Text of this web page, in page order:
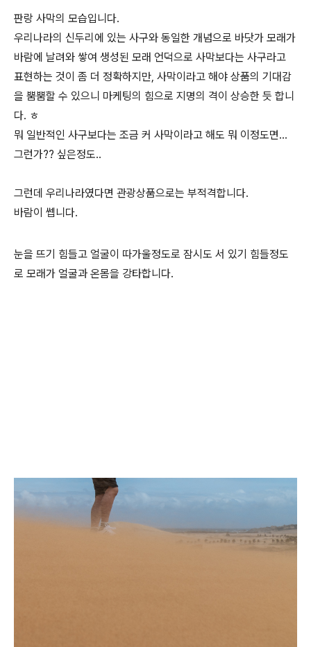
판랑 사막의 모습입니다.
우리나라의 신두리에 있는 사구와 동일한 개념으로 바닷가 모래가
바람에 날려와 쌓여 생성된 모래 언덕으로 사막보다는 사구라고
표현하는 것이 좀 더 정확하지만, 사막이라고 해야 상품의 기대감
을 뿜뿜할 수 있으니 마케팅의 힘으로 지명의 격이 상승한 듯 합니
다. ㅎ
뭐 일반적인 사구보다는 조금 커 사막이라고 해도 뭐 이정도면...
그런가?? 싶은정도..
그런데 우리나라였다면 관광상품으로는 부적격합니다.
바람이 쎕니다.
눈을 뜨기 힘들고 얼굴이 따가울정도로 잠시도 서 있기 힘들정도
로 모래가 얼굴과 온몸을 강타합니다.